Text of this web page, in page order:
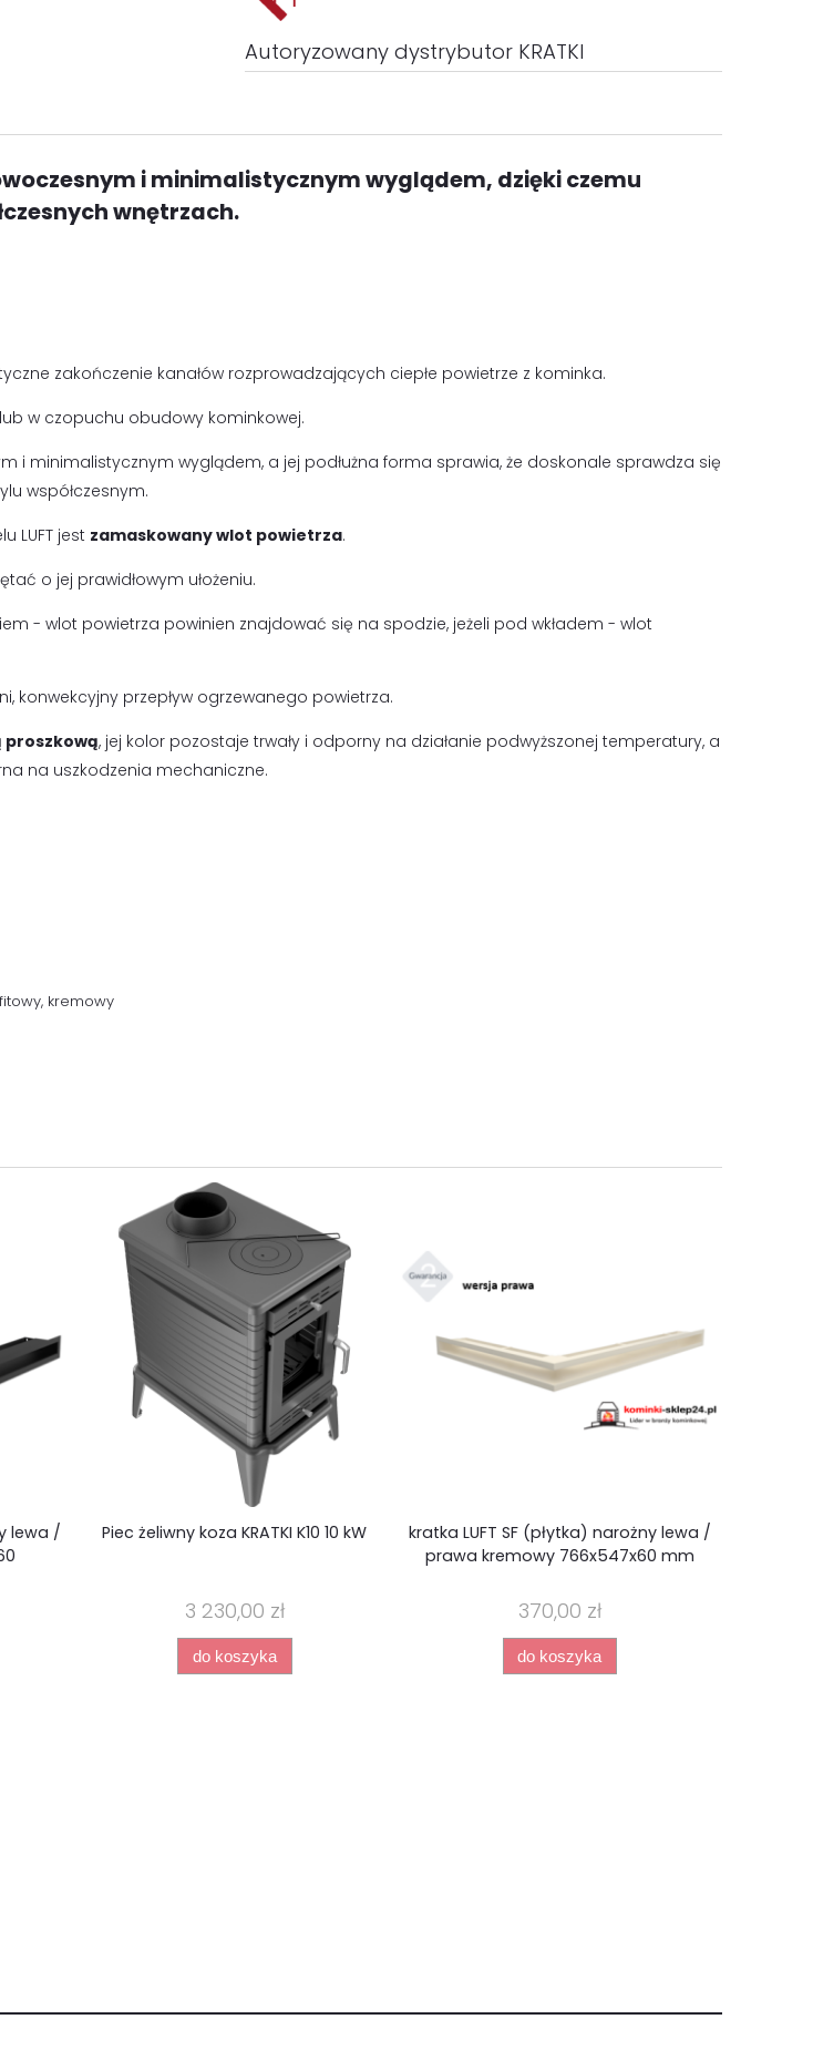
Autoryzowany dystrybutor KRATKI
i minimalistycznym wyglądem, dzięki czemu
wnętrzach.
zakończenie kanałów rozprowadzających ciepłe powietrze z kominka.
w czopuchu obudowy kominkowej.
i minimalistycznym wyglądem, a jej podłużna forma sprawia, że doskonale sprawdza się
współczesnym.
LUFT jest zamaskowany wlot powietrza.
o jej prawidłowym ułożeniu.
- wlot powietrza powinien znajdować się na spodzie, jeżeli pod wkładem - wlot
konwekcyjny przepływ ogrzewanego powietrza.
, jej kolor pozostaje trwały i odporny na działanie podwyższonej temperatury, a
na uszkodzenia mechaniczne.
kremowy
lewa /
Piec żeliwny koza KRATKI K10 10 kW
3 230,00 zł
do koszyka
kratka LUFT SF (płytka) narożny lewa /
prawa kremowy 766x547x60 mm
370,00 zł
do koszyka